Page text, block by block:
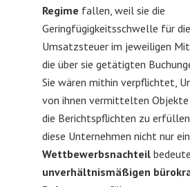
Regime fallen, weil sie die
Geringfügigkeitsschwelle für
Umsatzsteuer im jeweiligen
die über sie getätigten
Sie wären mithin verpflichtet,
von ihnen vermittelten Objekte
die Berichtspflichten zu
diese Unternehmen nicht nur
Wettbewerbsnachteil
unverhältnismäßigen